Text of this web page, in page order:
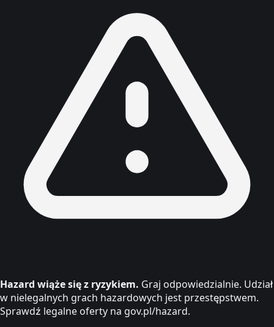
Hazard wiąże się z ryzykiem. Graj odpowiedzialnie. Udział
w nielegalnych grach hazardowych jest przestępstwem.
Sprawdź legalne oferty na gov.pl/hazard.